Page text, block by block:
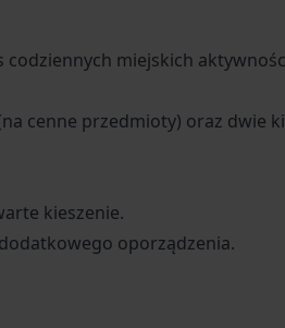
miejskich
cenne przedmioty) oraz dwie
kieszenie.
oporządzenia.